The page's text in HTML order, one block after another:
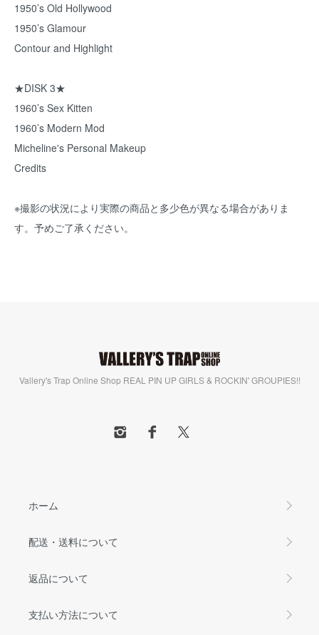
1950’s Old Hollywood
1950’s Glamour
Contour and Highlight
★DISK 3★
1960’s Sex Kitten
1960’s Modern Mod
Micheline's Personal Makeup
Credits
※撮影の状況により実際の商品と多少色が異なる場合がありま
す。予めご了承ください。
Vallery's Trap Online Shop REAL PIN UP GIRLS & ROCKIN' GROUPIES!!
ホーム
配送・送料について
返品について
支払い方法について